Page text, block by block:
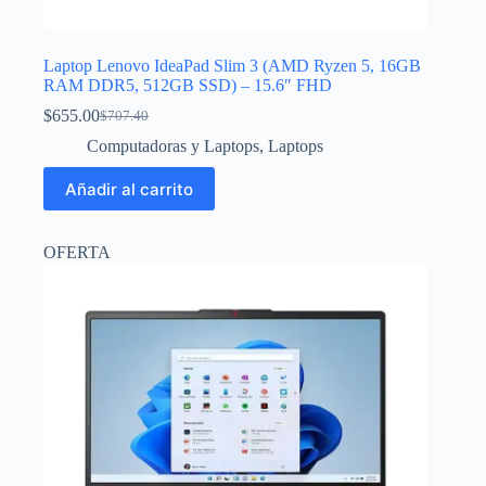
Laptop Lenovo IdeaPad Slim 3 (AMD Ryzen 5, 16GB
RAM DDR5, 512GB SSD) – 15.6″ FHD
$707.40
El
precio
original
era:
$707.40.
$655.00El
precio
actual
es:
$655.00.
Computadoras y Laptops, Laptops
Añadir al carrito
OFERTA